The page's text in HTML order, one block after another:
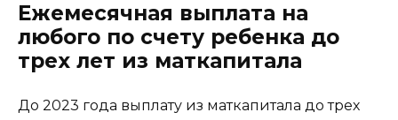
Ежемесячная выплата на
любого по счету ребенка до
трех лет из маткапитала
До 2023 года выплату из маткапитала до трех